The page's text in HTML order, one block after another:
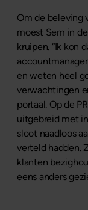
Om de beleving
moest Sem in
kruipen. “Ik kon
en weten heel
verwachtingen
portaal. Op de
uitgebreid met
sloot naadloos
verteld hadden.
klanten
eens anders